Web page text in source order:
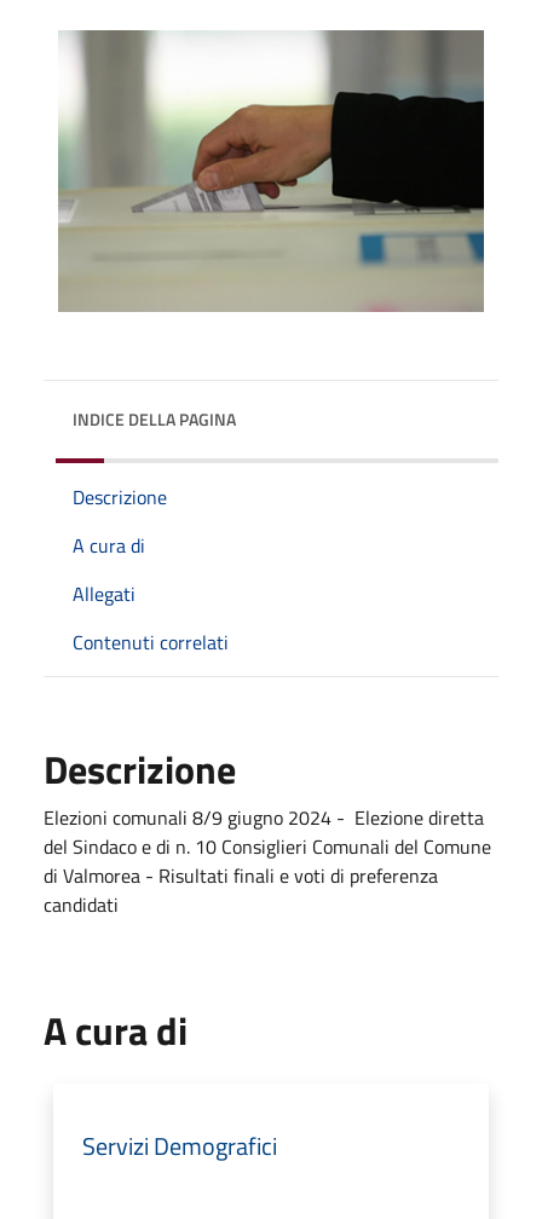
INDICE DELLA PAGINA
Descrizione
A cura di
Allegati
Contenuti correlati
Descrizione
Elezioni comunali 8/9 giugno 2024 - Elezione diretta
del Sindaco e di n. 10 Consiglieri Comunali del Comune
di Valmorea - Risultati finali e voti di preferenza
candidati
A cura di
Servizi Demografici